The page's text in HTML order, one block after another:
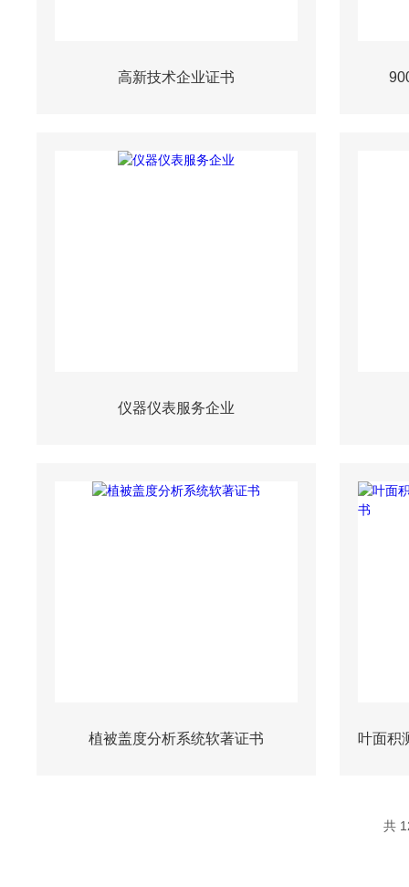
高新技术企业证书
仪器仪表服务企业
植被盖度分析系统软著证书
共